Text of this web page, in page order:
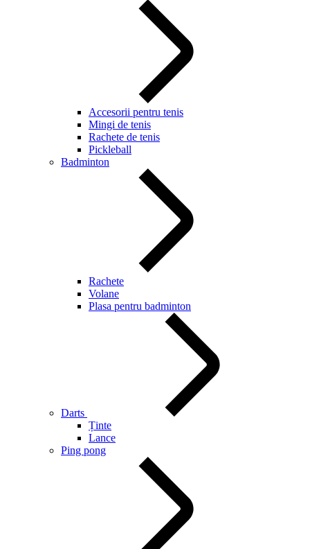
Accesorii pentru tenis
Mingi de tenis
Rachete de tenis
Pickleball
Badminton
Rachete
Volane
Plasa pentru badminton
Darts
Ținte
Lance
Ping pong